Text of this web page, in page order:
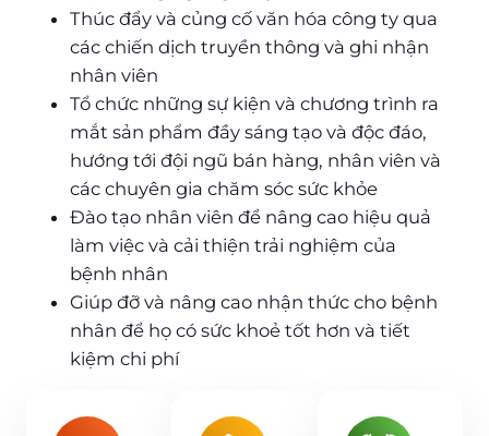
Thúc đẩy và củng cố văn hóa công ty qua
các chiến dịch truyền thông và ghi nhận
nhân viên
Tổ chức những sự kiện và chương trình ra
mắt sản phẩm đầy sáng tạo và độc đáo,
hướng tới đội ngũ bán hàng, nhân viên và
các chuyên gia chăm sóc sức khỏe
Đào tạo nhân viên để nâng cao hiệu quả
làm việc và cải thiện trải nghiệm của
bệnh nhân
Giúp đỡ và nâng cao nhận thức cho bệnh
nhân để họ có sức khoẻ tốt hơn và tiết
kiệm chi phí